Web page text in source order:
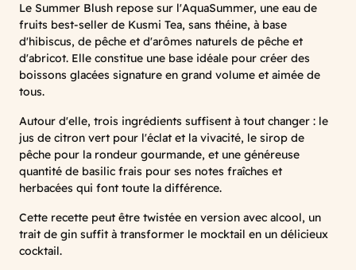
Le Summer Blush repose sur l'AquaSummer, une eau de
fruits best-seller de Kusmi Tea, sans théine, à base
d'hibiscus, de pêche et d'arômes naturels de pêche et
d'abricot. Elle constitue une base idéale pour créer des
boissons glacées signature en grand volume et aimée de
tous.
Autour d'elle, trois ingrédients suffisent à tout changer : le
jus de citron vert pour l'éclat et la vivacité, le sirop de
pêche pour la rondeur gourmande, et une généreuse
quantité de basilic frais pour ses notes fraîches et
herbacées qui font toute la différence.
Cette recette peut être twistée en version avec alcool, un
trait de gin suffit à transformer le mocktail en un délicieux
cocktail.